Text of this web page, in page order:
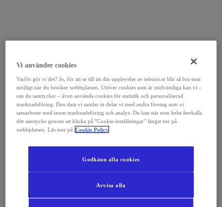
Vi använder cookies
Varför gör vi det? Jo, för att se till att din upplevelse av telenor.se blir så bra som
möjligt när du besöker webbplatsen. Utöver cookies som är nödvändiga kan vi –
om du samtycker – även använda cookies för statistik och personaliserad
marknadsföring. Den data vi samlar in delar vi med andra företag som vi
samarbetar med inom marknadsföring och analys. Du kan när som helst återkalla
ditt samtycke genom att klicka på ”Cookie-inställningar” längst ner på
webbplatsen. Läs mer på Cookie Policy
Avvisa alla
Godkänn alla cookies